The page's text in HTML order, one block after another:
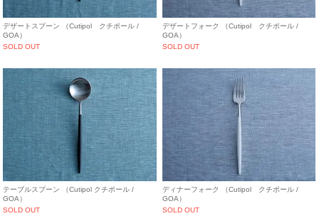
デザートスプーン （Cutipol クチポール /
GOA）
SOLD OUT
デザートフォーク （Cutipol クチポール /
GOA）
SOLD OUT
テーブルスプーン （Cutipol クチポール /
GOA）
SOLD OUT
ディナーフォーク （Cutipol クチポール /
GOA）
SOLD OUT